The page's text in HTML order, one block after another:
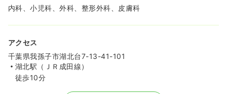
内科、小児科、外科、整形外科、皮膚科
アクセス
千葉県我孫子市湖北台7-13-41-101
湖北駅（ＪＲ成田線）
徒歩10分